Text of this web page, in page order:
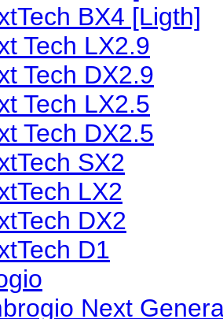
BX4 [Ligth]
Tech LX2.9
Tech DX2.9
Tech LX2.5
Tech DX2.5
SX2
LX2
DX2
D1
Next